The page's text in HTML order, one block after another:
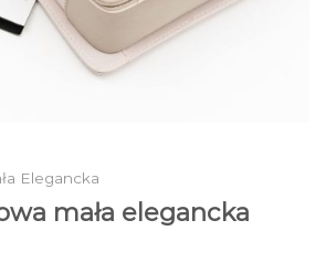
Elegancka
mała elegancka